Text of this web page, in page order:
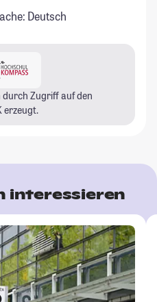
Deutsch
Zugriff auf den
erzeugt.
interessieren